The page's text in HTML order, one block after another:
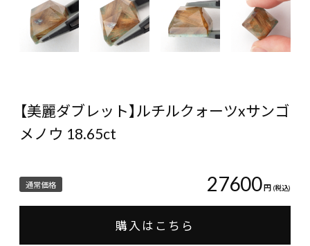
【美麗ダブレット】ルチルクォーツxサンゴ
メノウ 18.65ct
通常価格 27600円 (税込)
購入はこちら